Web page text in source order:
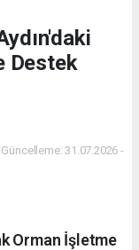
Destek
31.07.2026 -
Orman İşletme